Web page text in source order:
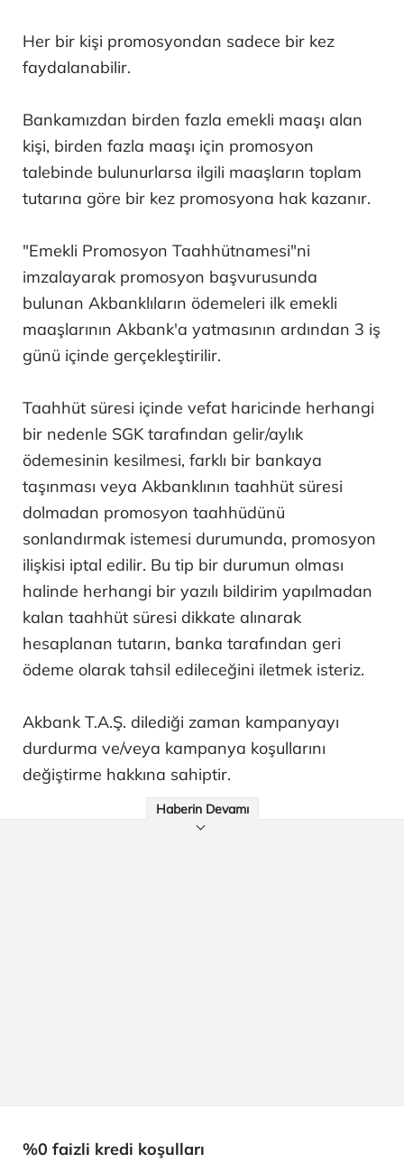
Her bir kişi promosyondan sadece bir kez
faydalanabilir.
Bankamızdan birden fazla emekli maaşı alan
kişi, birden fazla maaşı için promosyon
talebinde bulunurlarsa ilgili maaşların toplam
tutarına göre bir kez promosyona hak kazanır.
"Emekli Promosyon Taahhütnamesi"ni
imzalayarak promosyon başvurusunda
bulunan Akbanklıların ödemeleri ilk emekli
maaşlarının Akbank'a yatmasının ardından 3 iş
günü içinde gerçekleştirilir.
Taahhüt süresi içinde vefat haricinde herhangi
bir nedenle SGK tarafından gelir/aylık
ödemesinin kesilmesi, farklı bir bankaya
taşınması veya Akbanklının taahhüt süresi
dolmadan promosyon taahhüdünü
sonlandırmak istemesi durumunda, promosyon
ilişkisi iptal edilir. Bu tip bir durumun olması
halinde herhangi bir yazılı bildirim yapılmadan
kalan taahhüt süresi dikkate alınarak
hesaplanan tutarın, banka tarafından geri
ödeme olarak tahsil edileceğini iletmek isteriz.
Akbank T.A.Ş. dilediği zaman kampanyayı
durdurma ve/veya kampanya koşullarını
değiştirme hakkına sahiptir.
Haberin Devamı
​%0 faizli kredi koşulları​